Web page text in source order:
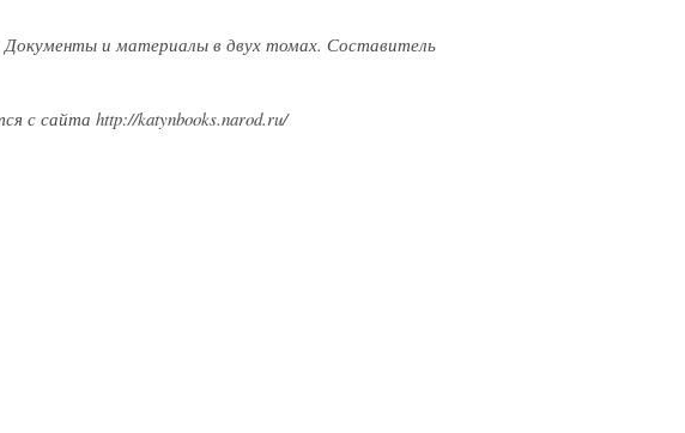
Документы и материалы в двух томах. Составитель
с сайта http://katynbooks.narod.ru/